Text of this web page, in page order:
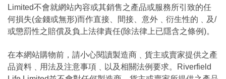
Limited不會就網站內容或其銷售之產品或服務所引致的任
何損失(金錢或無形)而作直接、間接、意外﹑衍生性的﹑及/
或懲罰性之賠償及負上法律責任(除法律上已隱含之條例)。
在本網站購物前，請小心閱讀製造商﹑貨主或賣家提供之產
品資料﹑用法及注意事項﹑以及相關法例要求。Riverfield